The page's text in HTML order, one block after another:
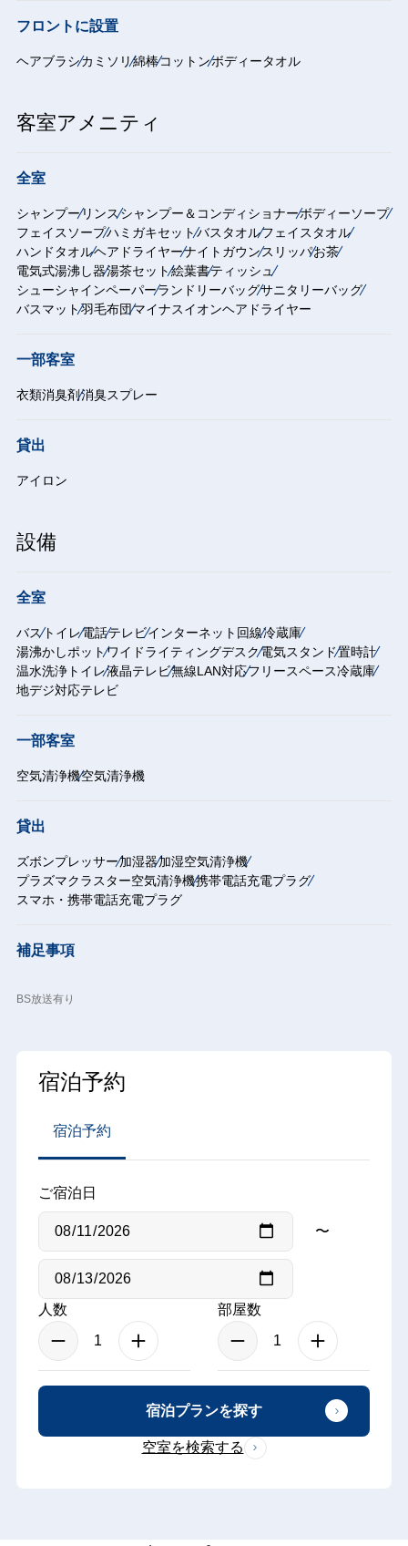
フロントに設置
ヘアブラシカミソリ綿棒コットンボディータオル
客室アメニティ
全室
シャンプーリンスシャンプー＆コンディショナーボディーソープ
フェイスソープハミガキセットバスタオルフェイスタオル
ハンドタオルヘアドライヤーナイトガウンスリッパお茶
電気式湯沸し器湯茶セット絵葉書ティッシュ
シューシャインペーパーランドリーバッグサニタリーバッグ
バスマット羽毛布団マイナスイオンヘアドライヤー
一部客室
衣類消臭剤消臭スプレー
貸出
アイロン
設備
全室
バストイレ電話テレビインターネット回線冷蔵庫
湯沸かしポットワイドライティングデスク電気スタンド置時計
温水洗浄トイレ液晶テレビ無線LAN対応フリースペース冷蔵庫
地デジ対応テレビ
一部客室
空気清浄機空気清浄機
貸出
ズボンプレッサー加湿器加湿空気清浄機
プラズマクラスター空気清浄機携帯電話充電プラグ
スマホ・携帯電話充電プラグ
補足事項
BS放送有り
宿泊予約
宿泊予約
ご宿泊日
〜
人数 部屋数
宿泊プランを探す
空室を検索する